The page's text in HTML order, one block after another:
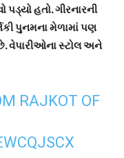
હતો. ગીરનારની
પુનમના મેળામાં પણ
વેપારીઓના સ્ટોલ અને
RAJKOT OF